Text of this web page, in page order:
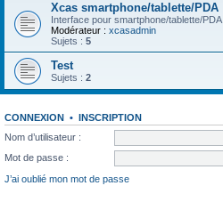
Xcas smartphone/tablette/PDA
Interface pour smartphone/tablette/PDA
Modérateur : xcasadmin
Sujets : 5
Test
Sujets : 2
CONNEXION • INSCRIPTION
Nom d’utilisateur :
Mot de passe :
J’ai oublié mon mot de passe